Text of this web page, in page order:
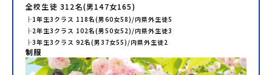
全校生徒 312名(男147女165)
├1年生3 クラス 118名(男60女58)/内県外生徒5
├2年生3 クラス 102名(男50女52)/内県外生徒3
├3年生3 クラス 92名(男37女55)/内県外生徒2
制服